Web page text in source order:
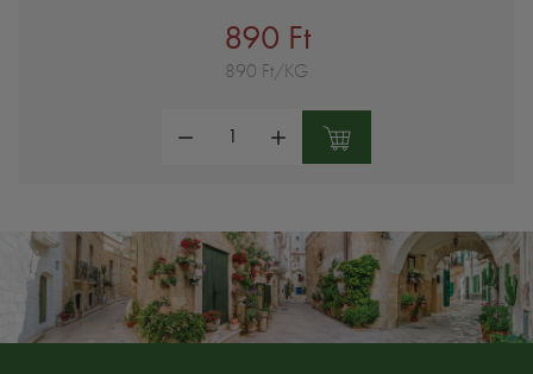
890 Ft
890 Ft/KG